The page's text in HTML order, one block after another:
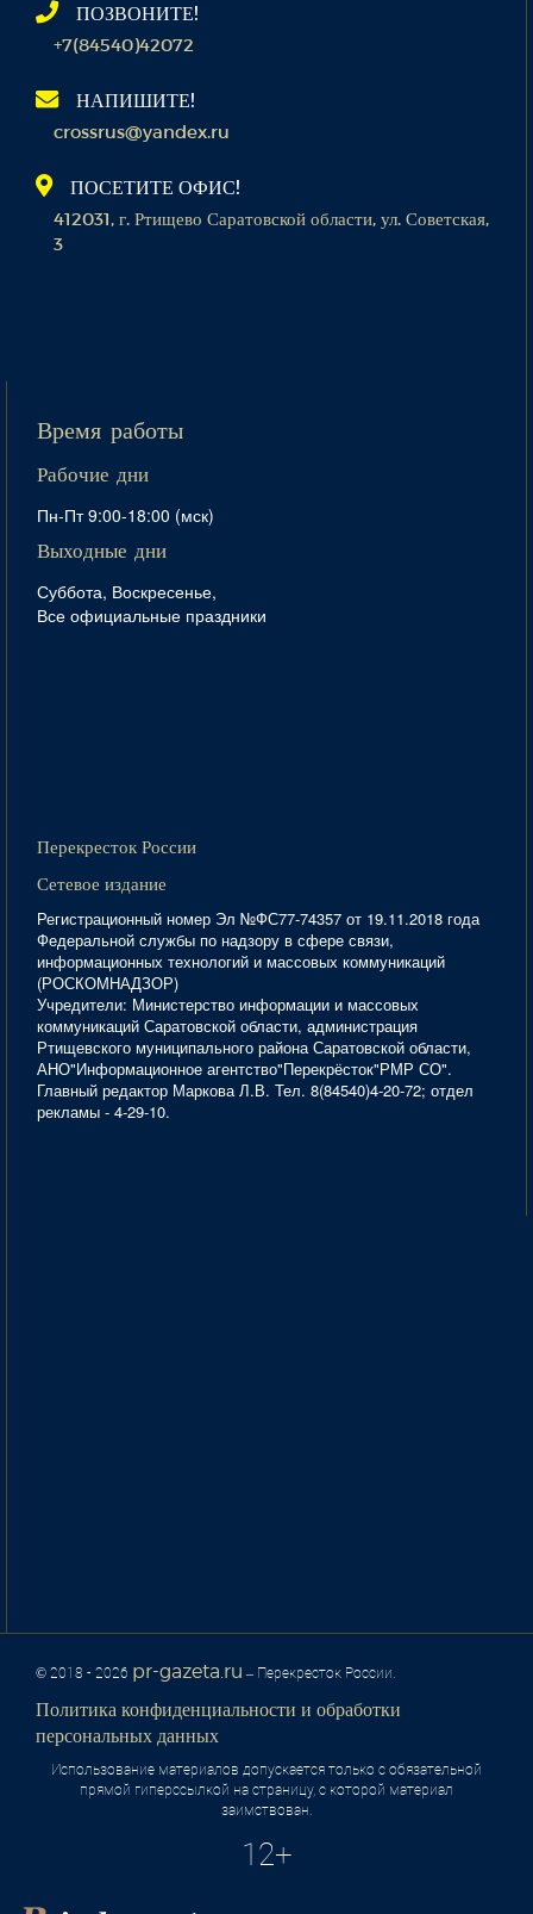
ПОЗВОНИТЕ!
+7(84540)42072
НАПИШИТЕ!
crossrus@yandex.ru
ПОСЕТИТЕ ОФИС!
412031, г. Ртищево Саратовской области, ул. Советская,
3
Время работы
Рабочие дни
Пн-Пт 9:00-18:00 (мск)
Выходные дни
Суббота, Воскресенье,
Все официальные праздники
Перекресток России
Сетевое издание
Регистрационный номер Эл №ФС77-74357 от 19.11.2018 года
Федеральной службы по надзору в сфере связи,
информационных технологий и массовых коммуникаций
(РОСКОМНАДЗОР)
Учредители: Министерство информации и массовых
коммуникаций Саратовской области, администрация
Ртищевского муниципального района Саратовской области,
АНО"Информационное агентство"Перекрёсток"РМР СО".
Главный редактор Маркова Л.В. Тел. 8(84540)4-20-72; отдел
рекламы - 4-29-10.
© 2018 - 2026 pr-gazeta.ru – Перекресток России.
Политика конфиденциальности и обработки
персональных данных
Использование материалов допускается только с обязательной
прямой гиперссылкой на страницу, с которой материал
заимствован.
12+